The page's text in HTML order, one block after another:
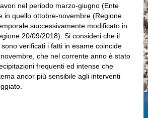
nel periodo marzo-giugno (Ente
in quello ottobre-novembre (Regione
successivamente modificato in
20/09/2018). Si consideri che il
verificati i fatti in esame coincide
che nel corrente anno è stato
frequenti ed intense che
ancor più sensibile agli interventi